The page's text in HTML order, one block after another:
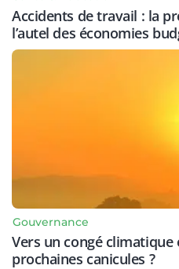
Accidents de travail : la
l’autel des économies
Gouvernance
Vers un congé climatique
prochaines canicules ?